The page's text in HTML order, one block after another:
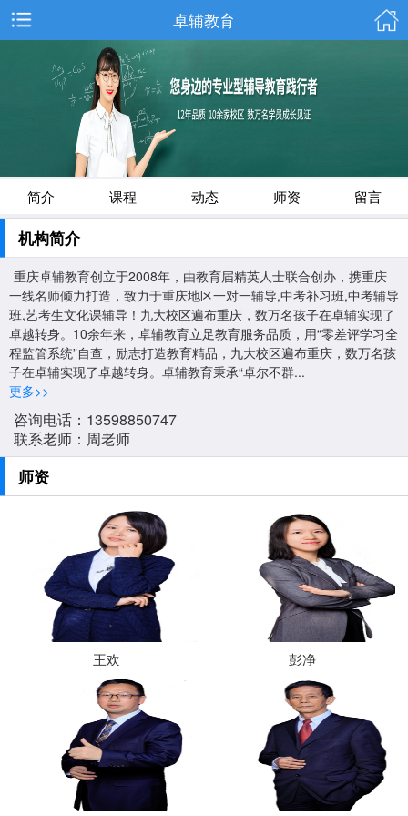
卓辅教育
简介 课程 动态 师资 留言
机构简介
重庆卓辅教育创立于2008年，由教育届精英人士联合创办，携重庆
一线名师倾力打造，致力于重庆地区一对一辅导,中考补习班,中考辅导
班,艺考生文化课辅导！九大校区遍布重庆，数万名孩子在卓辅实现了
卓越转身。10余年来，卓辅教育立足教育服务品质，用“零差评学习全
程监管系统”自查，励志打造教育精品，九大校区遍布重庆，数万名孩
子在卓辅实现了卓越转身。卓辅教育秉承“卓尔不群...
更多>>
咨询电话：13598850747
联系老师：周老师
师资
王欢 彭净